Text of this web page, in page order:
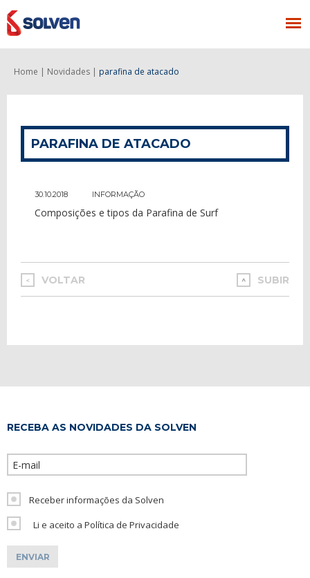
Home | Novidades | parafina de atacado
PARAFINA DE ATACADO
30.10.2018 INFORMAÇÃO
Composições e tipos da Parafina de Surf
< VOLTAR SUBIR
RECEBA AS NOVIDADES DA SOLVEN
Receber informações da Solven
Li e aceito a Política de Privacidade